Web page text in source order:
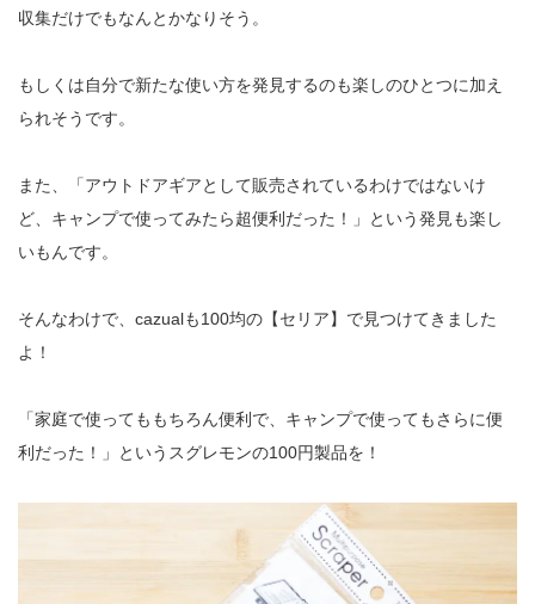
収集だけでもなんとかなりそう。
もしくは自分で新たな使い方を発見するのも楽しのひとつに加え
られそうです。
また、「アウトドアギアとして販売されているわけではないけ
ど、キャンプで使ってみたら超便利だった！」という発見も楽し
いもんです。
そんなわけで、cazualも100均の【セリア】で見つけてきました
よ！
「家庭で使ってももちろん便利で、キャンプで使ってもさらに便
利だった！」というスグレモンの100円製品を！